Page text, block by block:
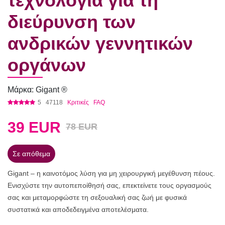
διεύρυνση των
ανδρικών γεννητικών
οργάνων
Μάρκα: Gigant ®
5 47118 Κριτικές FAQ
39 EUR 78 EUR
Σε απόθεμα
Gigant – η καινοτόμος λύση για μη χειρουργική μεγέθυνση πέους.
Ενισχύστε την αυτοπεποίθησή σας, επεκτείνετε τους οργασμούς
σας και μεταμορφώστε τη σεξουαλική σας ζωή με φυσικά
συστατικά και αποδεδειγμένα αποτελέσματα.